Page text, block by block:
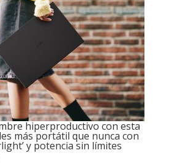
hiperproductivo con esta
más portátil que nunca con
y potencia sin límites